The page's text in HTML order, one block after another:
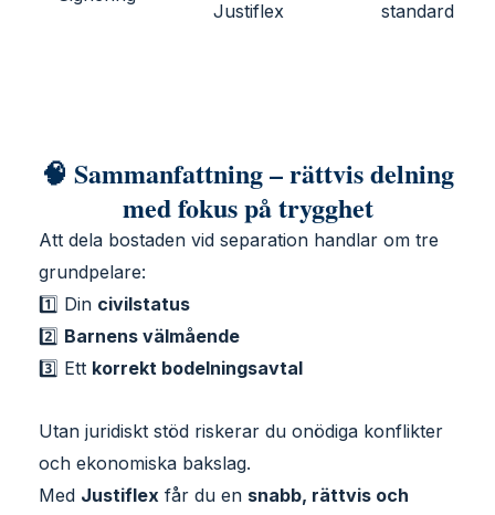
Justiflex standard
🧠 Sammanfattning – rättvis delning
med fokus på trygghet
Att dela bostaden vid separation handlar om tre
grundpelare:
1️⃣ Din civilstatus
2️⃣ Barnens välmående
3️⃣ Ett korrekt bodelningsavtal
Utan juridiskt stöd riskerar du onödiga konflikter
och ekonomiska bakslag.
Med Justiflex får du en snabb, rättvis och